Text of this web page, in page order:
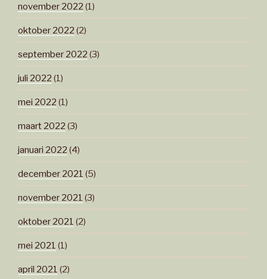
november 2022 (1)
oktober 2022 (2)
september 2022 (3)
juli 2022 (1)
mei 2022 (1)
maart 2022 (3)
januari 2022 (4)
december 2021 (5)
november 2021 (3)
oktober 2021 (2)
mei 2021 (1)
april 2021 (2)